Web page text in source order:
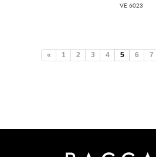
VE 6023
« 1 2 3 4 5 6 7